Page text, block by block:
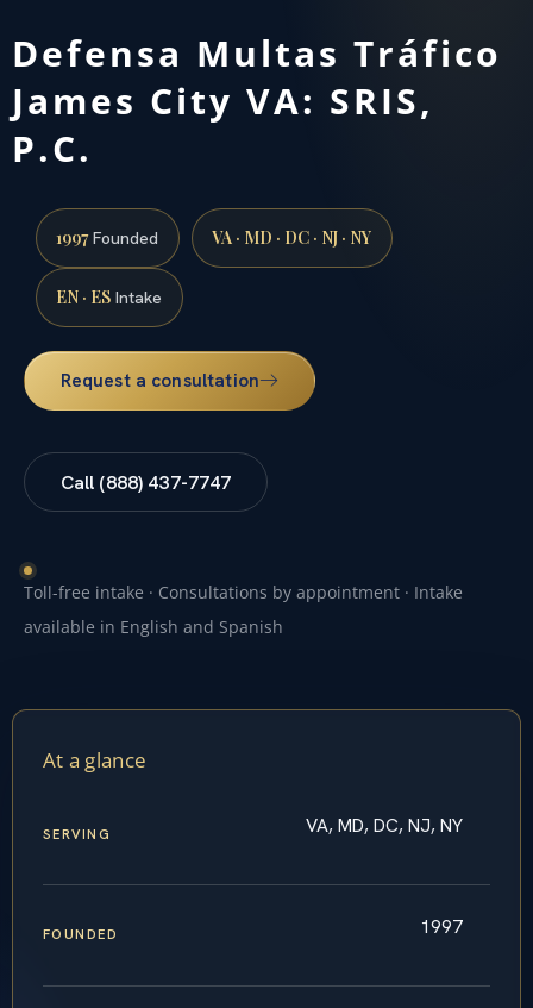
Defensa Multas Tráfico
James City VA: SRIS,
P.C.
1997Founded VA · MD · DC · NJ · NY
EN · ES Intake
Request a consultation
Call (888) 437-7747
Toll-free intake · Consultations by appointment · Intake
available in English and Spanish
At a glance
SERVING VA, MD, DC, NJ, NY
FOUNDED 1997